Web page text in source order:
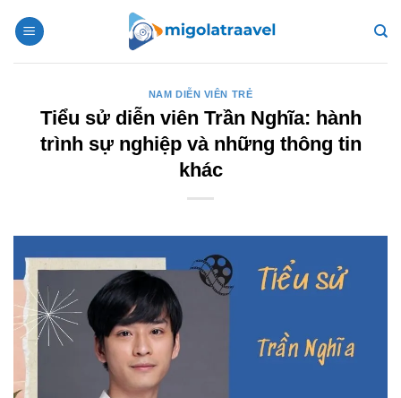
qua
NAM DIỄN VIÊN TRẺ
Tiểu sử diễn viên Trần Nghĩa: hành
trình sự nghiệp và những thông tin
khác